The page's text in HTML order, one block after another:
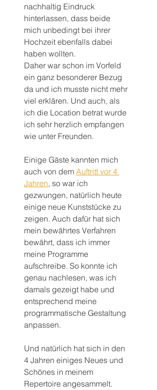
nachhaltig Eindruck
hinterlassen, dass beide
mich unbedingt bei ihrer
Hochzeit ebenfalls dabei
haben wollten.
Daher war schon im Vorfeld
ein ganz besonderer Bezug
da und ich musste nicht mehr
viel erklären. Und auch, als
ich die Location betrat wurde
ich sehr herzlich empfangen
wie unter Freunden.
Einige Gäste kannten mich
auch von dem Auftritt vor 4
Jahren, so war ich
gezwungen, natürlich heute
einige neue Kunststücke zu
zeigen. Auch dafür hat sich
mein bewährtes Verfahren
bewährt, dass ich immer
meine Programme
aufschreibe. So konnte ich
genau nachlesen, was ich
damals gezeigt habe und
entsprechend meine
programmatische Gestaltung
anpassen.
Und natürlich hat sich in den
4 Jahren einiges Neues und
Schönes in meinem
Repertoire angesammelt.